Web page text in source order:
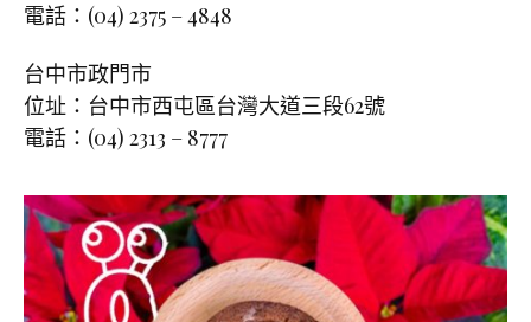
電話：(04) 2375 – 4848
台中市政門市
位址：台中市西屯區台灣大道三段62號
電話：(04) 2313 – 8777